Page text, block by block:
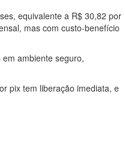
equivalente a R$ 30,82 por
mas com custo-benefício
ambiente seguro,
pix tem liberação imediata, e